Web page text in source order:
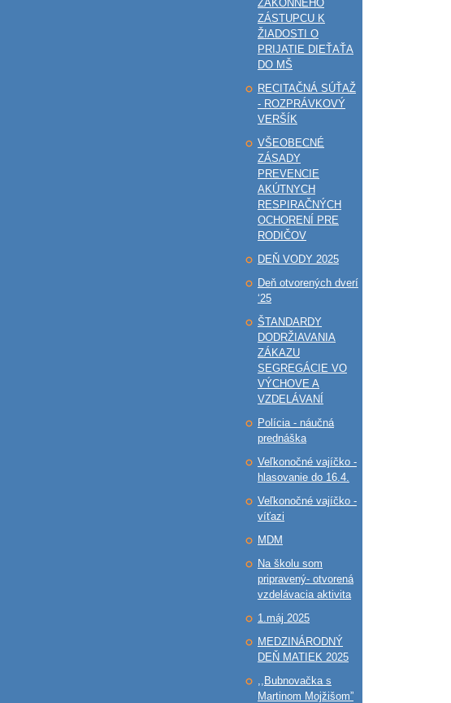
ZÁKONNÉHO
ZÁSTUPCU K
ŽIADOSTI O
PRIJATIE DIEŤAŤA
DO MŠ
RECITAČNÁ SÚŤAŽ
- ROZPRÁVKOVÝ
VERŠÍK
VŠEOBECNÉ
ZÁSADY
PREVENCIE
AKÚTNYCH
RESPIRAČNÝCH
OCHORENÍ PRE
RODIČOV
DEŇ VODY 2025
Deň otvorených dverí
‘25
ŠTANDARDY
DODRŽIAVANIA
ZÁKAZU
SEGREGÁCIE VO
VÝCHOVE A
VZDELÁVANÍ
Polícia - náučná
prednáška
Veľkonočné vajíčko -
hlasovanie do 16.4.
Veľkonočné vajíčko -
víťazi
MDM
Na školu som
pripravený- otvorená
vzdelávacia aktivita
1.máj 2025
MEDZINÁRODNÝ
DEŇ MATIEK 2025
,,Bubnovačka s
Martinom Mojžišom”